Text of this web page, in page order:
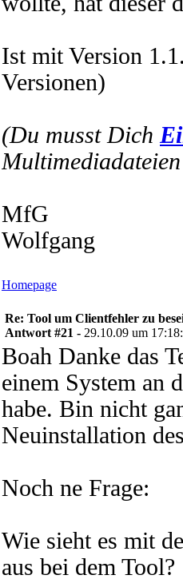
Ist mit Version
Versionen)
(Du musst Dich
MfG
Wolfgang
Homepage
Re: Tool um Clientfehler zu
Antwort #21 - 29.10.09 um
Boah Danke das
einem System an
habe. Bin nicht
Neuinstallation
Noch ne Frage:
Wie sieht es mit
aus bei dem Tool?